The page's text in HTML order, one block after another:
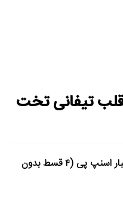
تیفانی تخت
پرداخت با اعتبار اسنپ پی (۴ قسط بدون